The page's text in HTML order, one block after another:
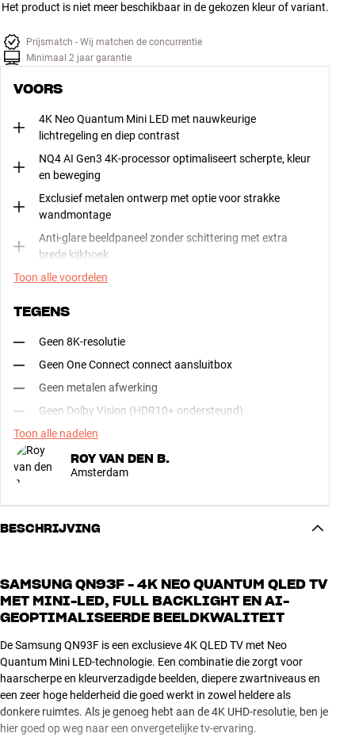
Het product is niet meer beschikbaar in de gekozen kleur of variant.
Prijsmatch - Wij matchen de concurrentie
Minimaal 2 jaar garantie
VOORS
4K Neo Quantum Mini LED met nauwkeurige
lichtregeling en diep contrast
NQ4 AI Gen3 4K-processor optimaliseert scherpte, kleur
en beweging
Exclusief metalen ontwerp met optie voor strakke
wandmontage
Anti-glare beeldpaneel zonder schittering met extra
brede kijkhoek
Toon alle voordelen
TEGENS
Geen 8K-resolutie
Geen One Connect connect aansluitbox
Geen metalen afwerking
Geen Dolby Vision (HDR10+ ondersteund)
Toon alle nadelen
ROY VAN DEN B.
Amsterdam
BESCHRIJVING
SAMSUNG QN93F - 4K NEO QUANTUM QLED TV
MET MINI-LED, FULL BACKLIGHT EN AI-
GEOPTIMALISEERDE BEELDKWALITEIT
De Samsung QN93F is een exclusieve 4K QLED TV met Neo
Quantum Mini LED-technologie. Een combinatie die zorgt voor
haarscherpe en kleurverzadigde beelden, diepere zwartniveaus en
een zeer hoge helderheid die goed werkt in zowel heldere als
donkere ruimtes. Als je genoeg hebt aan de 4K UHD-resolutie, ben je
hier goed op weg naar een onvergetelijke tv-ervaring.